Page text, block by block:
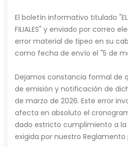
El boletín informativo titulado
FILIALES" y enviado por correo
error material de tipeo en su
como fecha de envío el "5 de
Dejamos constancia formal de
de emisión y notificación de
de marzo de 2026. Este error
afecta en absoluto el
dado estricto cumplimiento a
exigida por nuestro